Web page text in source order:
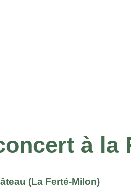
à la
(La Ferté-Milon)